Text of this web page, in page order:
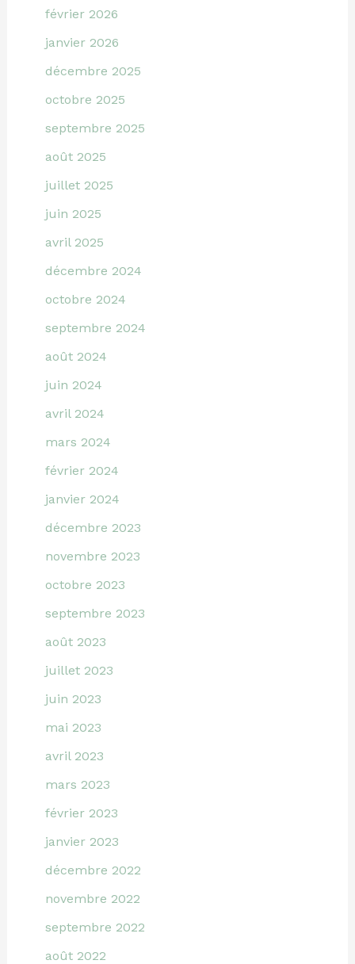
février 2026
janvier 2026
décembre 2025
octobre 2025
septembre 2025
août 2025
juillet 2025
juin 2025
avril 2025
décembre 2024
octobre 2024
septembre 2024
août 2024
juin 2024
avril 2024
mars 2024
février 2024
janvier 2024
décembre 2023
novembre 2023
octobre 2023
septembre 2023
août 2023
juillet 2023
juin 2023
mai 2023
avril 2023
mars 2023
février 2023
janvier 2023
décembre 2022
novembre 2022
septembre 2022
août 2022